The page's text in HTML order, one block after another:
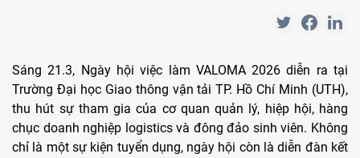
Sáng 21.3, Ngày hội việc làm VALOMA 2026 diễn ra tại
Trường Đại học Giao thông vận tải TP. Hồ Chí Minh (UTH),
thu hút sự tham gia của cơ quan quản lý, hiệp hội, hàng
chục doanh nghiệp logistics và đông đảo sinh viên. Không
chỉ là một sự kiện tuyển dụng, ngày hội còn là diễn đàn kết